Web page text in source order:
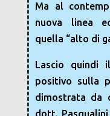
Ma al
nuova linea
quella “alto di
Lascio quindi
positivo sulla
dimostrata da
dott.